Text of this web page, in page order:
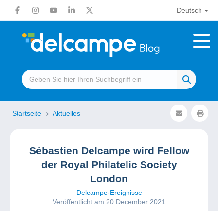
Deutsch
Startseite Aktuelles
Sébastien Delcampe wird Fellow
der Royal Philatelic Society
London
Delcampe-Ereignisse
Veröffentlicht am 20 December 2021